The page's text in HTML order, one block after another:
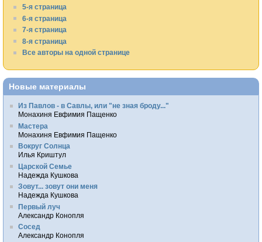
5-я страница
6-я страница
7-я страница
8-я страница
Все авторы на одной странице
Новые материалы
Из Павлов - в Савлы, или "не зная броду..."
Монахиня Евфимия Пащенко
Мастера
Монахиня Евфимия Пащенко
Вокруг Солнца
Илья Криштул
Царской Семье
Надежда Кушкова
Зовут... зовут они меня
Надежда Кушкова
Первый луч
Александр Конопля
Сосед
Александр Конопля